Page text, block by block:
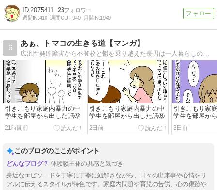
2075411 23
週間IN:410 週間OUT:940 月間IN:1940
6
あぁ、トマコの生きる道【マンガ】
広汎性発達障害から不登校と鬱を乗り越えた長男は一人暮らしの社会人二年生。ADHDを抱えた次男は社会人一年生。発達障害３兄弟を育てる母トマコの４〜１６コママンガ。
引きこもり家庭内暴力の中
学生を部屋から出した話⑨
21時間前
引きこもり家庭内暴力の中
学生を部屋から出した話⑧
2日前
引きこもり家
学生を部屋か
3日前
このブログのここがポイント
体験談主体の共感と気づき
身近なエピソードを丁寧に丁寧に紐解きながら、日々の出来事や心情をリ
アルに伝えるスタイルが特色です。家庭内問題や育児の苦労、心の傷跡や